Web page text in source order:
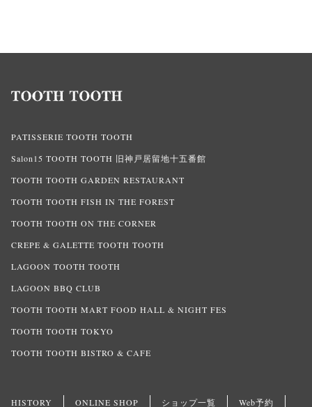
PATISSERIE TOOTH TOOTH
Salon15 TOOTH TOOTH 旧神戸居留地十五番館
TOOTH TOOTH GARDEN RESTAURANT
TOOTH TOOTH FISH IN THE FOREST
TOOTH TOOTH ON THE CORNER
CREPE & GALETTE TOOTH TOOTH
LAGOON TOOTH TOOTH
LAGOON BBQ CLUB
TOOTH TOOTH MART FOOD HALL & NIGHT FES
TOOTH TOOTH TOKYO
TOOTH TOOTH BISTRO & CAFE
HISTORY ONLINE SHOP ショップ一覧 Web予約